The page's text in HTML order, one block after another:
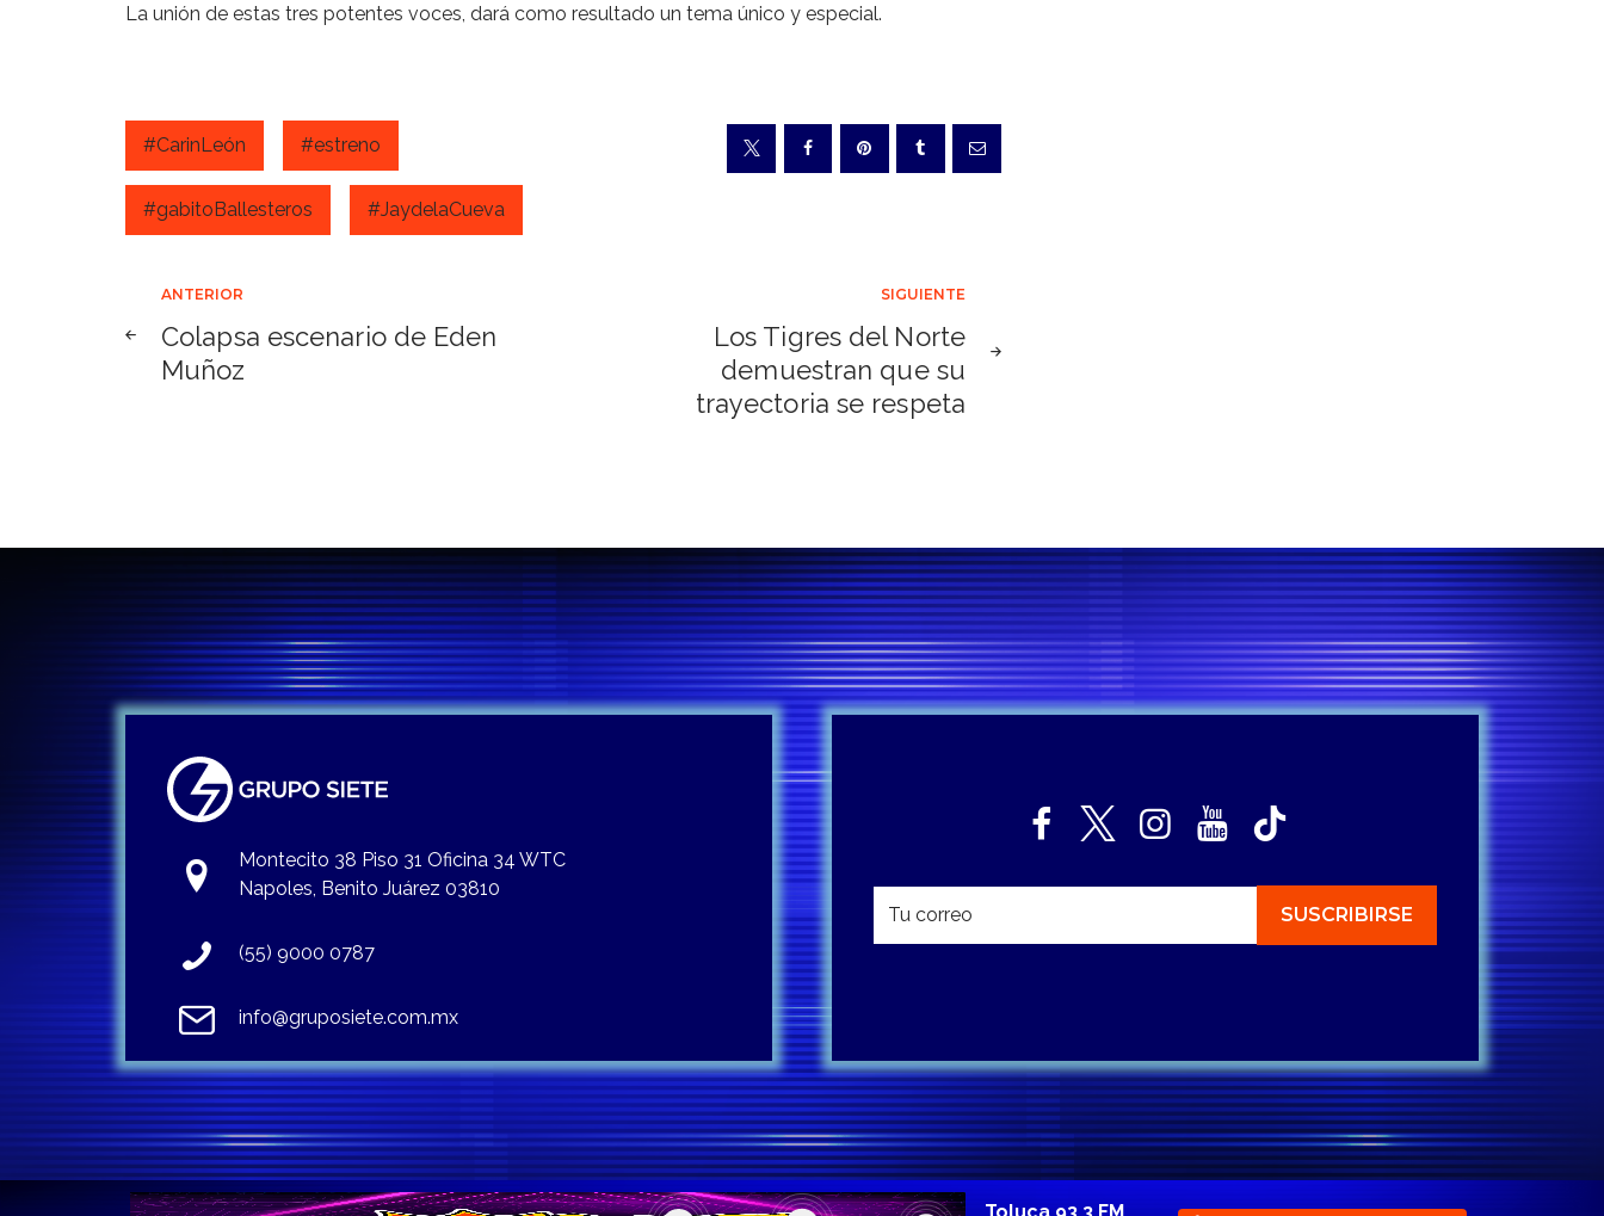
La unión de estas tres potentes voces, dará como resultado un tema único y especial.
#CarinLeón #estreno
#gabitoBallesteros #JaydelaCueva
Navegación
de
ANTERIOR
Colapsa escenario de Eden
Muñoz
SIGUIENTE
Los Tigres del Norte
demuestran que su
trayectoria se respeta
Montecito 38 Piso 31 Oficina 34 WTC
Napoles, Benito Juárez 03810
(55) 9000 0787
info@gruposiete.com.mx